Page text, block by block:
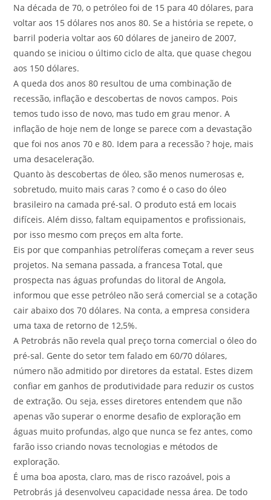
Na década de 70, o petróleo foi de 15 para 40 dólares, para
voltar aos 15 dólares nos anos 80. Se a história se repete, o
barril poderia voltar aos 60 dólares de janeiro de 2007,
quando se iniciou o último ciclo de alta, que quase chegou
aos 150 dólares.
A queda dos anos 80 resultou de uma combinação de
recessão, inflação e descobertas de novos campos. Pois
temos tudo isso de novo, mas tudo em grau menor. A
inflação de hoje nem de longe se parece com a devastação
que foi nos anos 70 e 80. Idem para a recessão ? hoje, mais
uma desaceleração.
Quanto às descobertas de óleo, são menos numerosas e,
sobretudo, muito mais caras ? como é o caso do óleo
brasileiro na camada pré-sal. O produto está em locais
difíceis. Além disso, faltam equipamentos e profissionais,
por isso mesmo com preços em alta forte.
Eis por que companhias petrolíferas começam a rever seus
projetos. Na semana passada, a francesa Total, que
prospecta nas águas profundas do litoral de Angola,
informou que esse petróleo não será comercial se a cotação
cair abaixo dos 70 dólares. Na conta, a empresa considera
uma taxa de retorno de 12,5%.
A Petrobrás não revela qual preço torna comercial o óleo do
pré-sal. Gente do setor tem falado em 60/70 dólares,
número não admitido por diretores da estatal. Estes dizem
confiar em ganhos de produtividade para reduzir os custos
de extração. Ou seja, esses diretores entendem que não
apenas vão superar o enorme desafio de exploração em
águas muito profundas, algo que nunca se fez antes, como
farão isso criando novas tecnologias e métodos de
exploração.
É uma boa aposta, claro, mas de risco razoável, pois a
Petrobrás já desenvolveu capacidade nessa área. De todo